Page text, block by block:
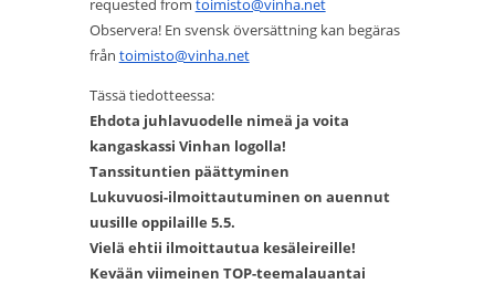
requested from toimisto@vinha.net
Observera! En svensk översättning kan begäras
från toimisto@vinha.net
Tässä tiedotteessa:
Ehdota juhlavuodelle nimeä ja voita
kangaskassi Vinhan logolla!
Tanssituntien päättyminen
Lukuvuosi-ilmoittautuminen on auennut
uusille oppilaille 5.5.
Vielä ehtii ilmoittautua kesäleireille!
Kevään viimeinen TOP-teemalauantai